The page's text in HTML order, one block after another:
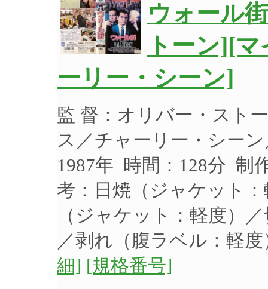
ウォール
トーン][
ーリー・シーン]
監 督：オリバー・スト
ス／チャーリー・シー
1987年 時間：128分 制
考：日焼（ジャケット
（ジャケット：軽度）
／剥れ（腹ラベル：軽
細] [規格番号]